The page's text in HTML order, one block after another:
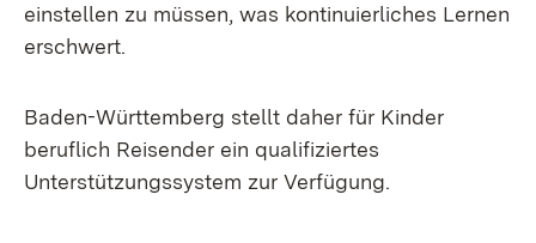
einstellen zu müssen, was kontinuierliches Lernen
erschwert.
Baden-Württemberg stellt daher für Kinder
beruflich Reisender ein qualifiziertes
Unterstützungssystem zur Verfügung.